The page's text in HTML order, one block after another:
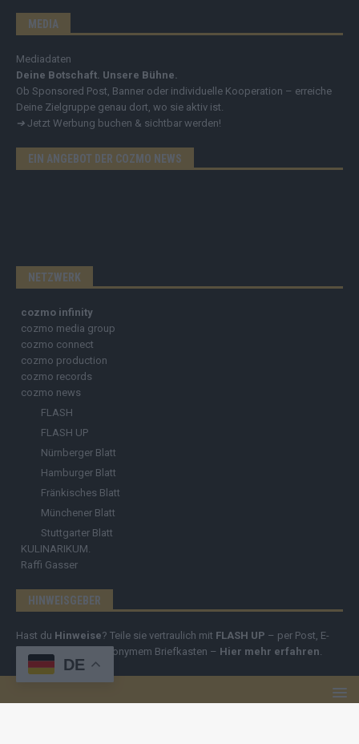
MEDIA
Mediadaten
Deine Botschaft. Unsere Bühne.
Ob Sponsored Post, Banner oder individuelle Kooperation – erreiche
Deine Zielgruppe genau dort, wo sie aktiv ist.
➔ Jetzt Werbung buchen & sichtbar werden!
EIN ANGEBOT DER COZMO NEWS
NETZWERK
cozmo infinity
cozmo media group
cozmo connect
cozmo production
cozmo records
cozmo news
FLASH
FLASH UP
Nürnberger Blatt
Hamburger Blatt
Fränkisches Blatt
Münchener Blatt
Stuttgarter Blatt
KULINARIKUM.
Raffi Gasser
HINWEISGEBER
Hast du Hinweise? Teile sie vertraulich mit FLASH UP – per Post, E-
Mail, Telefon oder anonymem Briefkasten – Hier mehr erfahren.
DE